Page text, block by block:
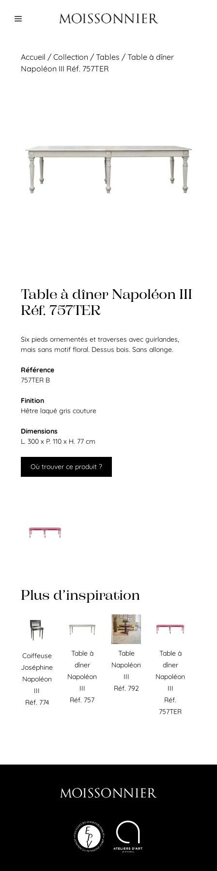
Menu
Accueil /Collection /Tables / Table à dîner
Napoléon III Réf. 757TER
Table à dîner Napoléon III
Réf. 757TER
Six pieds ornementés et traverses avec guirlandes,
mais sans motif floral. Dessus bois. Sans allonge.
Référence
757TER B
Finition
Hêtre laqué gris couture
Dimensions
L. 300 x P. 110 x H. 77 cm
Où trouver ce produit ?
Plus d’inspiration
Coiffeuse
Joséphine
Napoléon
III
Réf. 774
Table à
dîner
Napoléon
III
Réf. 757
Table
Napoléon
III
Réf. 792
Table à
dîner
Napoléon
III
Réf.
757TER